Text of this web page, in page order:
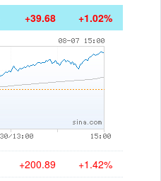
+39.68 +1.02%
+200.89 +1.42%